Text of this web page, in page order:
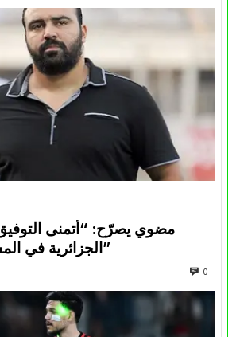
مضوي يصرّح: “أتمنى
الجزائرية في المسابقات القارية”
0